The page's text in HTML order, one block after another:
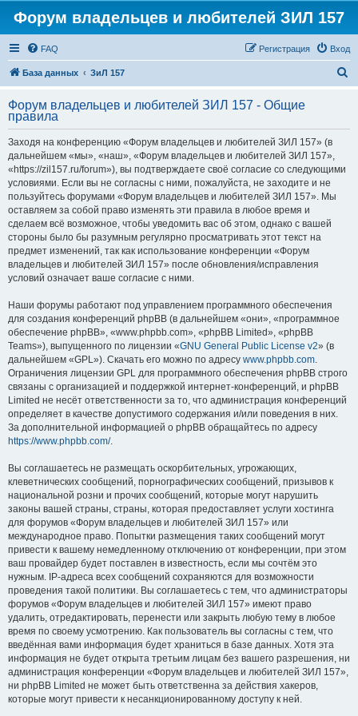
Форум владельцев и любителей ЗИЛ 157
FAQ Вход
Регистрация
База данных ЗиЛ 157
с
Форум владельцев и любителей ЗИЛ 157 - Общие
правила
Заходя на конференцию «Форум владельцев и любителей ЗИЛ 157» (в
дальнейшем «мы», «наш», «Форум владельцев и любителей ЗИЛ 157»,
«https://zil157.ru/forum»), вы подтверждаете своё согласие со следующими
условиями. Если вы не согласны с ними, пожалуйста, не заходите и не
пользуйтесь форумами «Форум владельцев и любителей ЗИЛ 157». Мы
оставляем за собой право изменять эти правила в любое время и
сделаем всё возможное, чтобы уведомить вас об этом, однако с вашей
стороны было бы разумным регулярно просматривать этот текст на
предмет изменений, так как использование конференции «Форум
владельцев и любителей ЗИЛ 157» после обновления/исправления
условий означает ваше согласие с ними.
Наши форумы работают под управлением программного обеспечения
для создания конференций phpBB (в дальнейшем «они», «программное
обеспечение phpBB», «www.phpbb.com», «phpBB Limited», «phpBB
Teams»), выпущенного по лицензии «GNU General Public License v2» (в
дальнейшем «GPL»). Скачать его можно по адресу www.phpbb.com.
Ограничения лицензии GPL для программного обеспечения phpBB строго
связаны с организацией и поддержкой интернет-конференций, и phpBB
Limited не несёт ответственности за то, что администрация конференций
определяет в качестве допустимого содержания и/или поведения в них.
За дополнительной информацией о phpBB обращайтесь по адресу
https://www.phpbb.com/.
Вы соглашаетесь не размещать оскорбительных, угрожающих,
клеветнических сообщений, порнографических сообщений, призывов к
национальной розни и прочих сообщений, которые могут нарушить
законы вашей страны, страны, которая предоставляет услуги хостинга
для форумов «Форум владельцев и любителей ЗИЛ 157» или
международное право. Попытки размещения таких сообщений могут
привести к вашему немедленному отключению от конференции, при этом
ваш провайдер будет поставлен в известность, если мы сочтём это
нужным. IP-адреса всех сообщений сохраняются для возможности
проведения такой политики. Вы соглашаетесь с тем, что администраторы
форумов «Форум владельцев и любителей ЗИЛ 157» имеют право
удалить, отредактировать, перенести или закрыть любую тему в любое
время по своему усмотрению. Как пользователь вы согласны с тем, что
введённая вами информация будет храниться в базе данных. Хотя эта
информация не будет открыта третьим лицам без вашего разрешения, ни
администрация конференции «Форум владельцев и любителей ЗИЛ 157»,
ни phpBB Limited не может быть ответственна за действия хакеров,
которые могут привести к несанкционированному доступу к ней.